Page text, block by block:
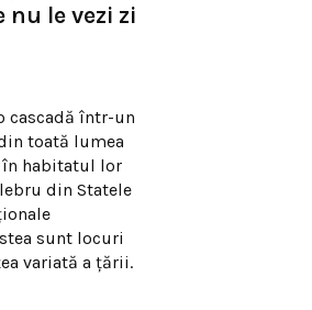
nu le vezi zi
cascadă într-un
toată lumea
în habitatul lor
din Statele
sunt locuri
variată a țării.